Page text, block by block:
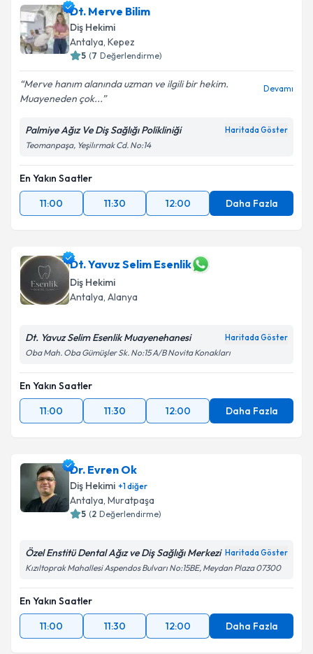
Dt. Merve Bilim
Diş Hekimi
Antalya, Kepez
5 (7 Değerlendirme)
Merve hanım alanında uzman ve ilgili bir hekim.
Muayeneden çok...
Devamı
Palmiye Ağız Ve Diş Sağlığı Polikliniği Haritada Göster
Teomanpaşa, Yeşilırmak Cd. No:14
En Yakın Saatler
11:00
11:30 12:00 Daha Fazla
Dt. Yavuz Selim Esenlik
Diş Hekimi
Antalya, Alanya
Dt. Yavuz Selim Esenlik Muayenehanesi Haritada Göster
Oba Mah. Oba Gümüşler Sk. No:15 A/B Novita Konakları
En Yakın Saatler
11:00
11:30 12:00 Daha Fazla
Dr. Evren Ok
Diş Hekimi +1diğer
Antalya, Muratpaşa
5 (2 Değerlendirme)
Özel Enstitü Dental Ağız ve Diş Sağlığı Merkezi Haritada Göster
Kızıltoprak Mahallesi Aspendos Bulvarı No:15BE, Meydan Plaza 07300
En Yakın Saatler
11:00
11:30 12:00 Daha Fazla